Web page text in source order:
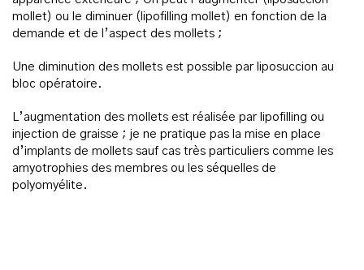
mollet) ou le diminuer (lipofilling mollet) en fonction de la
demande et de l’aspect des mollets ;
Une diminution des mollets est possible par liposuccion au
bloc opératoire.
L’augmentation des mollets est réalisée par lipofilling ou
injection de graisse ; je ne pratique pas la mise en place
d’implants de mollets sauf cas très particuliers comme les
amyotrophies des membres ou les séquelles de
polyomyélite.